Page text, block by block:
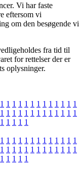
Vi har faste
eftersom vi
om den besøgende vi
fra tid til
for rettelser der er
oplysninger.
1 1 1 1 1 1 1 1 1 1 1 1 1
1 1 1 1 1 1 1 1 1 1 1 1 1
1 1 1 1 1
1 1 1 1 1 1 1 1 1 1 1 1 1
1 1 1 1 1 1 1 1 1 1 1 1 1
1 1 1 1 1